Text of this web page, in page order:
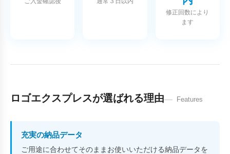
修正回数により
ます
ロゴエクスプレスが選ばれる理由 Features
充実の納品データ
ご用途に合わせてそのままお使いいただける納品データを